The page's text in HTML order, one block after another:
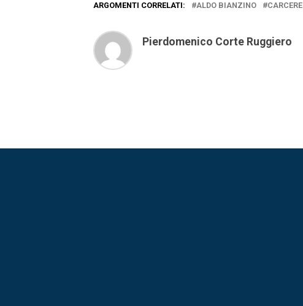
ARGOMENTI CORRELATI: ALDO BIANZINO CARCERE
Pierdomenico Corte Ruggiero